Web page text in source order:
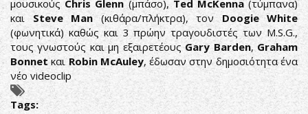
μουσικούς Chris Glenn (μπάσο), Ted McKenna(τύμπανα)
και Steve Man(κιθάρα/πλήκτρα), τονDoogie White
(φωνητικά) καθώς και 3 πρώην τραγουδιστές των M.S.G.,
τους γνωστούς και μη εξαιρετέουςGary Barden, Graham
Bonnet καιRobin McAuley, έδωσαν στην δημοσιότητα ένα
νέο videoclip
Tags: